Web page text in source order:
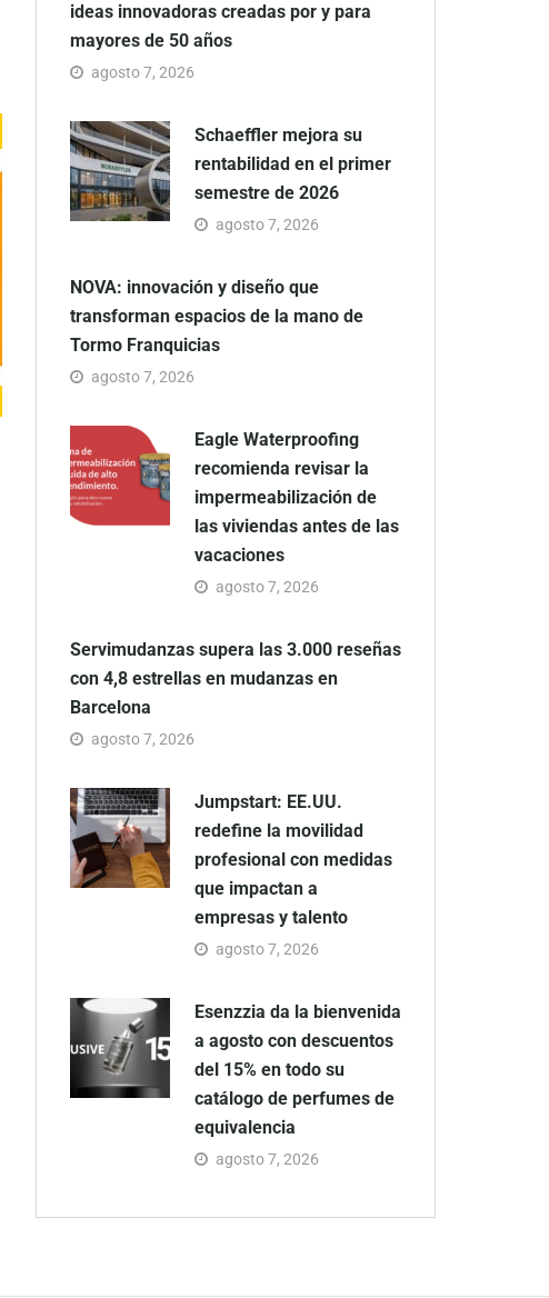
ideas innovadoras creadas por y para
mayores de 50 años
agosto 7, 2026
Schaeffler mejora su
rentabilidad en el primer
semestre de 2026
agosto 7, 2026
NOVA: innovación y diseño que
transforman espacios de la mano de
Tormo Franquicias
agosto 7, 2026
Eagle Waterproofing
recomienda revisar la
impermeabilización de
las viviendas antes de las
vacaciones
agosto 7, 2026
Servimudanzas supera las 3.000 reseñas
con 4,8 estrellas en mudanzas en
Barcelona
agosto 7, 2026
Jumpstart: EE.UU.
redefine la movilidad
profesional con medidas
que impactan a
empresas y talento
agosto 7, 2026
Esenzzia da la bienvenida
a agosto con descuentos
del 15% en todo su
catálogo de perfumes de
equivalencia
agosto 7, 2026